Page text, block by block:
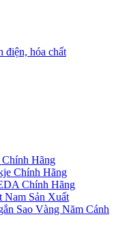
điện, hóa chất
Hãng
Chính Hãng
Chính Hãng
Sản Xuất
Sao Vàng Năm Cánh